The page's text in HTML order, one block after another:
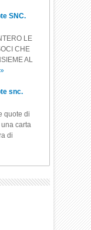
SNC.
LE
CHE
AL
snc.
quote di
carta
di